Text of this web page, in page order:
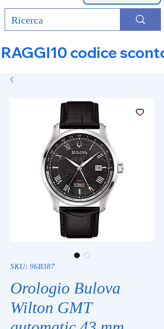
RAGGI10 codice
SKU: 96B387
Orologio Bulova
Wilton GMT